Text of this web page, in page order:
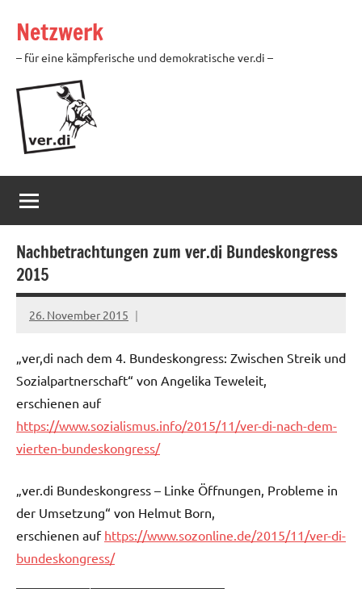
Inhalt
springen
Netzwerk
– für eine kämpferische und demokratische ver.di –
Nachbetrachtungen zum ver.di Bundeskongress
2015
26. November 2015
Ilja
„ver,di nach dem 4. Bundeskongress: Zwischen Streik und
Sozialpartnerschaft“ von Angelika Teweleit,
erschienen auf
https://www.sozialismus.info/2015/11/ver-di-nach-dem-
vierten-bundeskongress/
„ver.di Bundeskongress – Linke Öffnungen, Probleme in
der Umsetzung“ von Helmut Born,
erschienen auf https://www.sozonline.de/2015/11/ver-di-
bundeskongress/